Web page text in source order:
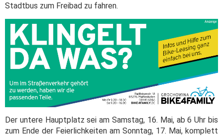
Stadtbus zum Freibad zu fahren.
Der untere Hauptplatz sei am Samstag, 16. Mai, ab 6 Uhr bis
zum Ende der Feierlichkeiten am Sonntag, 17. Mai, komplett